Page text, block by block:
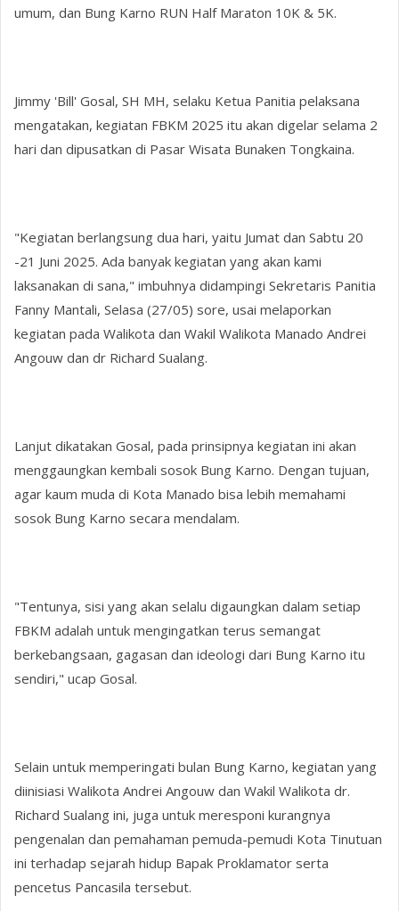
umum, dan Bung Karno RUN Half Maraton 10K & 5K.
Jimmy 'Bill' Gosal, SH MH, selaku Ketua Panitia pelaksana
mengatakan, kegiatan FBKM 2025 itu akan digelar selama 2
hari dan dipusatkan di Pasar Wisata Bunaken Tongkaina.
"Kegiatan berlangsung dua hari, yaitu Jumat dan Sabtu 20
-21 Juni 2025. Ada banyak kegiatan yang akan kami
laksanakan di sana," imbuhnya didampingi Sekretaris Panitia
Fanny Mantali, Selasa (27/05) sore, usai melaporkan
kegiatan pada Walikota dan Wakil Walikota Manado Andrei
Angouw dan dr Richard Sualang.
Lanjut dikatakan Gosal, pada prinsipnya kegiatan ini akan
menggaungkan kembali sosok Bung Karno. Dengan tujuan,
agar kaum muda di Kota Manado bisa lebih memahami
sosok Bung Karno secara mendalam.
"Tentunya, sisi yang akan selalu digaungkan dalam setiap
FBKM adalah untuk mengingatkan terus semangat
berkebangsaan, gagasan dan ideologi dari Bung Karno itu
sendiri," ucap Gosal.
Selain untuk memperingati bulan Bung Karno, kegiatan yang
diinisiasi Walikota Andrei Angouw dan Wakil Walikota dr.
Richard Sualang ini, juga untuk meresponi kurangnya
pengenalan dan pemahaman pemuda-pemudi Kota Tinutuan
ini terhadap sejarah hidup Bapak Proklamator serta
pencetus Pancasila tersebut.